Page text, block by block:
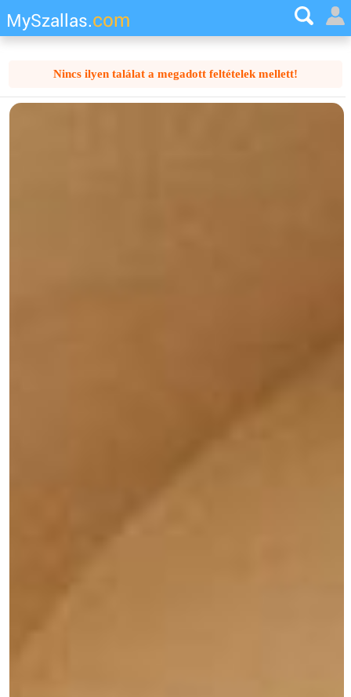
MySzallas.com
Nincs ilyen találat a megadott feltételek mellett!